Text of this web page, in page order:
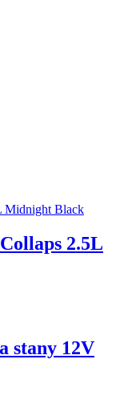
2.5L
stany 12V